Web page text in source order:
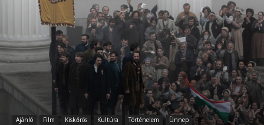
Ajánló Film Kiskőrös Kultúra Történelem Ünnep